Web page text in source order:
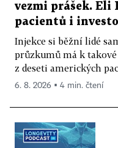
vezmi prášek. Eli
pacientů i
Injekce si běžní lidé
průzkumů má k
z deseti amerických
6. 8. 2026 ▪ 4 min. čtení